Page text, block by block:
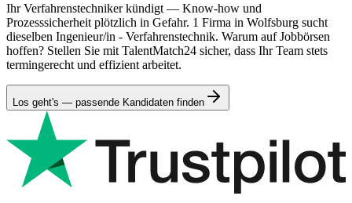
Ihr Verfahrenstechniker kündigt — Know-how und
Prozesssicherheit plötzlich in Gefahr. 1 Firma in Wolfsburg sucht
dieselben Ingenieur/in - Verfahrenstechnik. Warum auf Jobbörsen
hoffen? Stellen Sie mit TalentMatch24 sicher, dass Ihr Team stets
termingerecht und effizient arbeitet.
Los geht's — passende Kandidaten finden